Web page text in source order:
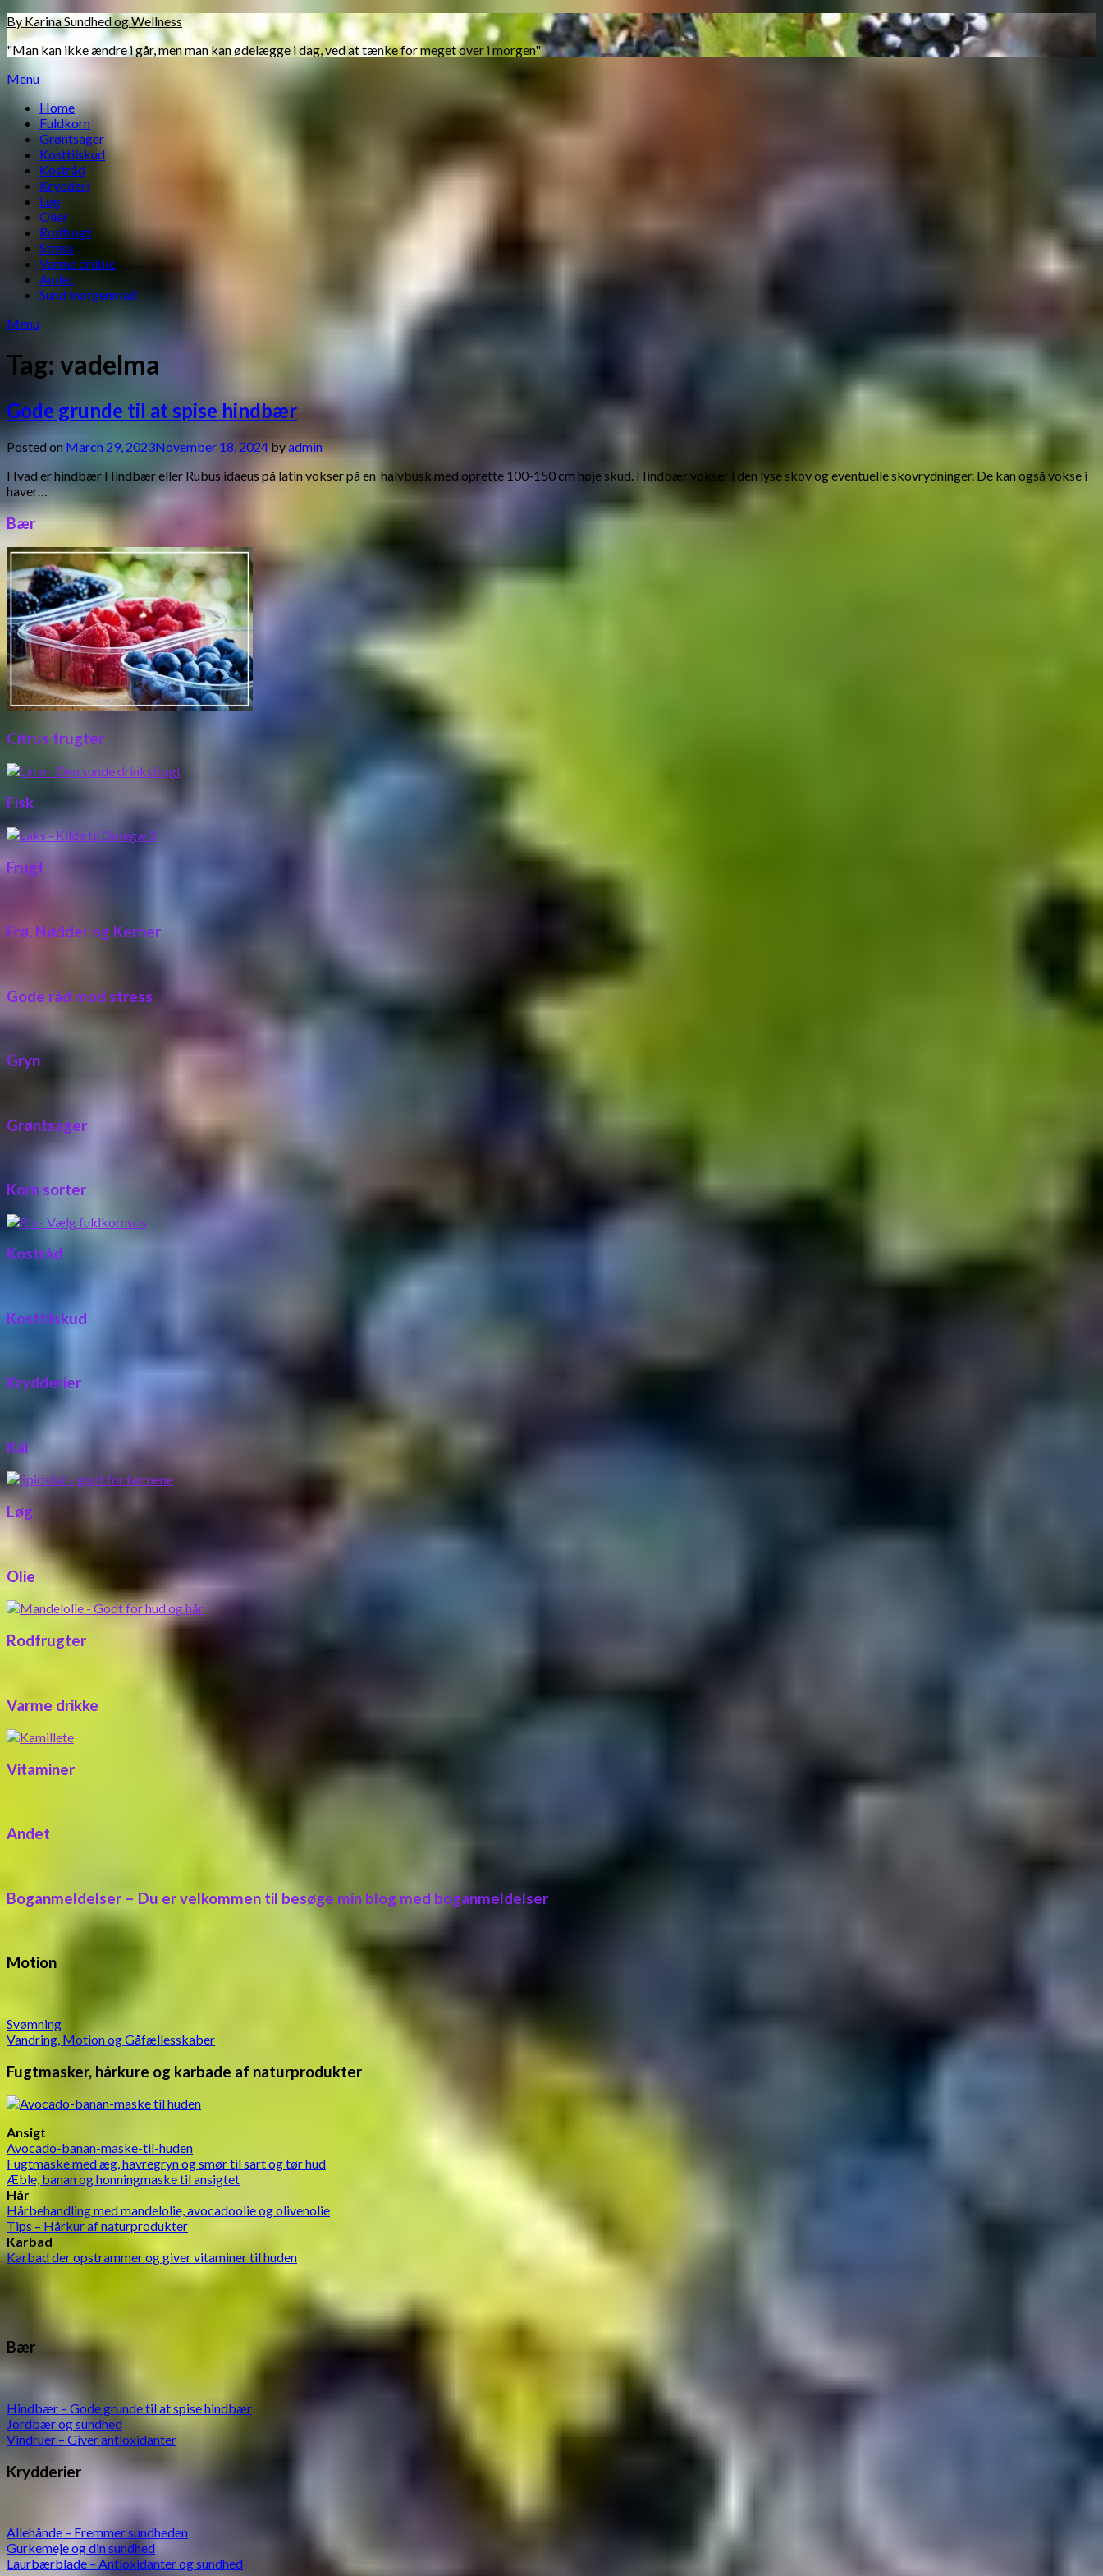
Skip
to
content
By Karina Sundhed og Wellness
"Man kan ikke ændre i går, men man kan ødelægge i dag, ved at tænke for meget over i morgen"
Menu
Home
Fuldkorn
Grøntsager
Kosttilskud
Kostråd
Krydderi
Løg
Olier
Rodfrugt
Stress
Varme drikke
Andet
Sund morgenmad
Menu
Tag: vadelma
Gode grunde til at spise hindbær
Posted on March 29, 2023November 18, 2024byadmin
Hvad er hindbær Hindbær eller Rubus idaeus på latin vokser på en halvbusk med oprette 100-150 cm høje skud. Hindbær vokser i den lyse skov og eventuelle skovrydninger. De kan også vokse i
haver…
Bær
Citrus frugter
Fisk
Frugt
Frø, Nødder og Kerner
Gode råd mod stress
Gryn
Grøntsager
Korn sorter
Kostråd
Kosttilskud
Krydderier
Kål
Løg
Olie
Rodfrugter
Varme drikke
Vitaminer
Andet
Boganmeldelser – Du er velkommen til besøge min blog med boganmeldelser
Motion
Svømning
Vandring, Motion og Gåfællesskaber
Fugtmasker, hårkure og karbade af naturprodukter
Ansigt
Avocado-banan-maske-til-huden
Fugtmaske med æg, havregryn og smør til sart og tør hud
Æble, banan og honningmaske til ansigtet
Hår
Hårbehandling med mandelolie, avocadoolie og olivenolie
Tips – Hårkur af naturprodukter
Karbad
Karbad der opstrammer og giver vitaminer til huden
Bær
Hindbær – Gode grunde til at spise hindbær
Jordbær og sundhed
Vindruer – Giver antioxidanter
Krydderier
Allehånde – Fremmer sundheden
Gurkemeje og din sundhed
Laurbærblade – Antioxidanter og sundhed